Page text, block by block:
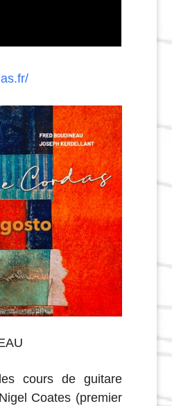
cours de guitare
Coates (premier